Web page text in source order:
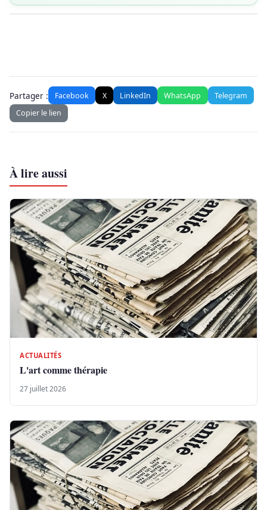
Partager : Facebook X LinkedIn WhatsApp
Telegram
Copier le lien
À lire aussi
ACTUALITÉS
L'art comme thérapie
27 juillet 2026